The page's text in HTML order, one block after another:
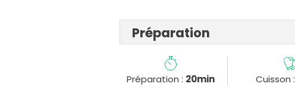
Préparation
Préparation : 20min Cuisson :